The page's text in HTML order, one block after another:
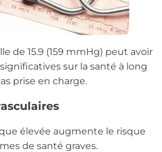
de 15.9 (159 mmHg) peut avoir
sur la santé à long
prise en charge.
élevée augmente le risque
de santé graves.